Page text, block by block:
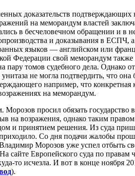
доказательств
на меморандум властей
в бесчеловечном обращении и в
и доказывания в ЕСПЧ,
языков — английском или
Федерации свой меморандум также
томов судебного дела. Однако
не могла подтвердить, что она
например, что конкретная
на меморандум.
просил обязать государство
на возражения, однако таким правом
и принятием решения. Из суда
Со дня подачи жалобы
Морозов уже успел отбыть
сайте Европейского суда по правам
то исчезла. И вот в конце ноября
).